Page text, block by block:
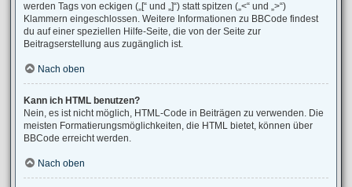
werden Tags von eckigen („[“ und „]“) statt spitzen („<“ und „>“)
Klammern eingeschlossen. Weitere Informationen zu BBCode findest
du auf einer speziellen Hilfe-Seite, die von der Seite zur
Beitragserstellung aus zugänglich ist.
Nach oben
Kann ich HTML benutzen?
Nein, es ist nicht möglich, HTML-Code in Beiträgen zu verwenden. Die
meisten Formatierungsmöglichkeiten, die HTML bietet, können über
BBCode erreicht werden.
Nach oben